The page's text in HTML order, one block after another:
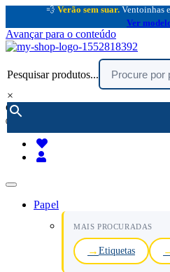
💨 Verão sem suar. Ventoinhas
Ver
Avançar para o conteúdo
Pesquisar produtos...
×
encomendar por telefone :
(chamada rede fixa nacional)
Papel
MAIS PROCURADAS
Etiquetas